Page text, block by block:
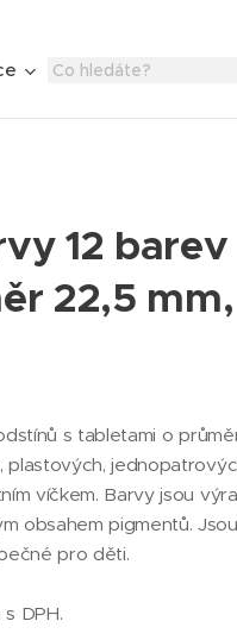
12 barev
22,5 mm,
s tabletami o
plastových,
víčkem. Barvy jsou
obsahem pigmentů. Jsou
pro děti.
DPH.